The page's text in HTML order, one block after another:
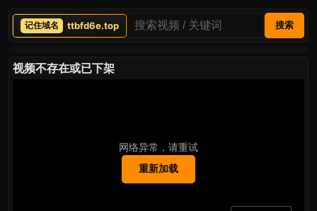
ttbfd6e.top 搜索
视频不存在或已下架
网络异常，请重试
重新加载